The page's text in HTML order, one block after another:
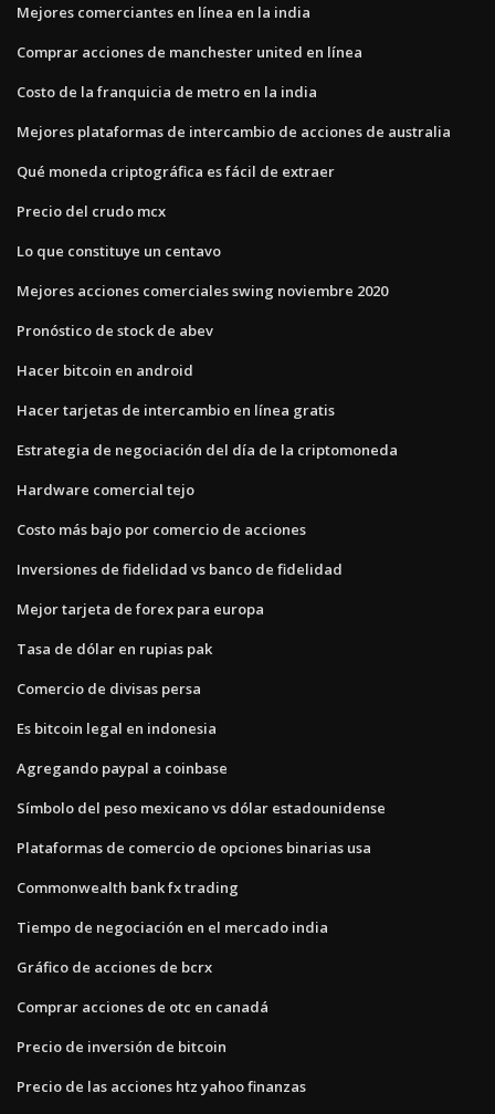
Mejores comerciantes en línea en la india
Comprar acciones de manchester united en línea
Costo de la franquicia de metro en la india
Mejores plataformas de intercambio de acciones de australia
Qué moneda criptográfica es fácil de extraer
Precio del crudo mcx
Lo que constituye un centavo
Mejores acciones comerciales swing noviembre 2020
Pronóstico de stock de abev
Hacer bitcoin en android
Hacer tarjetas de intercambio en línea gratis
Estrategia de negociación del día de la criptomoneda
Hardware comercial tejo
Costo más bajo por comercio de acciones
Inversiones de fidelidad vs banco de fidelidad
Mejor tarjeta de forex para europa
Tasa de dólar en rupias pak
Comercio de divisas persa
Es bitcoin legal en indonesia
Agregando paypal a coinbase
Símbolo del peso mexicano vs dólar estadounidense
Plataformas de comercio de opciones binarias usa
Commonwealth bank fx trading
Tiempo de negociación en el mercado india
Gráfico de acciones de bcrx
Comprar acciones de otc en canadá
Precio de inversión de bitcoin
Precio de las acciones htz yahoo finanzas